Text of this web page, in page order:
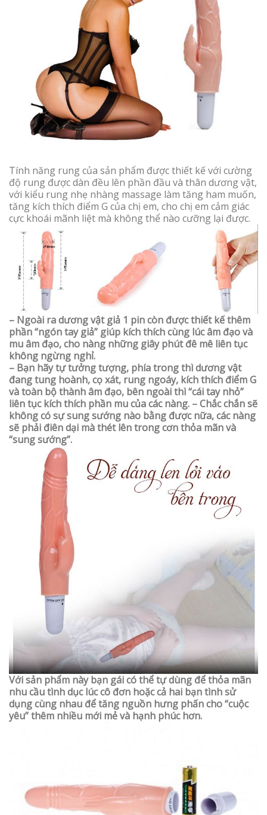
Tính năng rung của sản phẩm được thiết kế với cường
độ rung được dàn đều lên phần đầu và thân dương vật,
với kiểu rung nhẹ nhàng massage làm tăng ham muốn,
tăng kích thích điểm G của chị em, cho chị em cảm giác
cực khoái mãnh liệt mà không thể nào cưỡng lại được.
– Ngoài ra dương vật giả 1 pin còn được thiết kế thêm
phần “ngón tay giả” giúp kích thích cùng lúc âm đạo và
mu âm đạo, cho nàng những giây phút đê mê liên tục
không ngừng nghỉ.
– Bạn hãy tự tưởng tượng, phía trong thì dương vật
đang tung hoành, cọ xát, rung ngoáy, kích thích điểm G
và toàn bộ thành âm đạo, bên ngoài thì “cái tay nhỏ”
liên tục kích thích phần mu của các nàng. – Chắc chắn sẽ
không có sự sung sướng nào bằng được nữa, các nàng
sẽ phải điên dại mà thét lên trong cơn thỏa mãn và
“sung sướng”.
Với sản phẩm này bạn gái có thể tự dùng để thỏa mãn
nhu cầu tình dục lúc cô đơn hoặc cả hai bạn tình sử
dụng cùng nhau để tăng nguồn hưng phấn cho “cuộc
yêu” thêm nhiều mới mẻ và hạnh phúc hơn.